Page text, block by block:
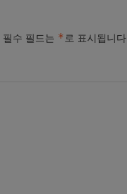
필수 필드는 *로 표시됩니다